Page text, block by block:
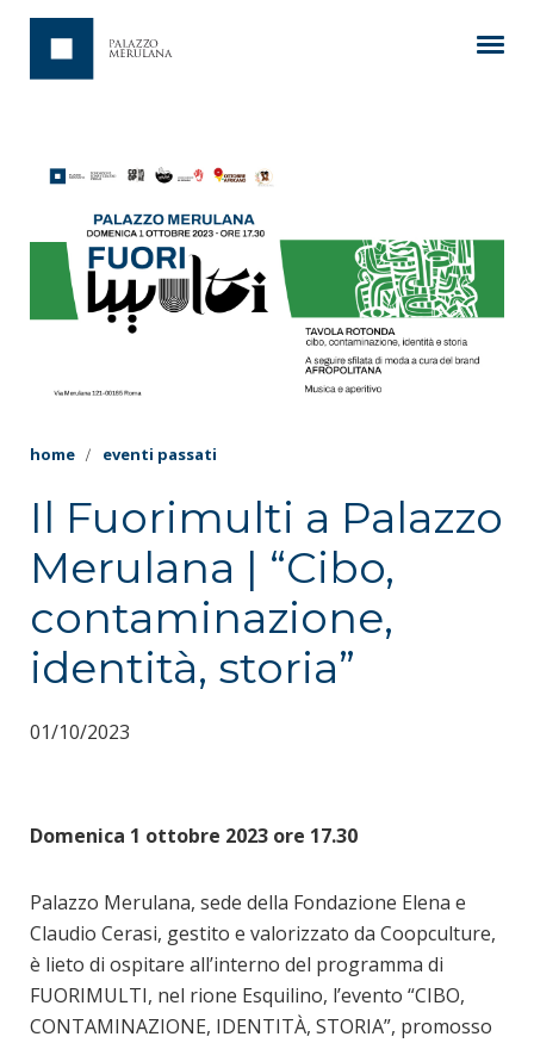
home eventi passati
Il Fuorimulti a Palazzo
Merulana | “Cibo,
contaminazione,
identità, storia”
01/10/2023
Domenica 1 ottobre 2023 ore 17.30
Palazzo Merulana, sede della Fondazione Elena e
Claudio Cerasi, gestito e valorizzato da Coopculture,
è lieto di ospitare all’interno del programma di
FUORIMULTI, nel rione Esquilino, l’evento “CIBO,
CONTAMINAZIONE, IDENTITÀ, STORIA”, promosso